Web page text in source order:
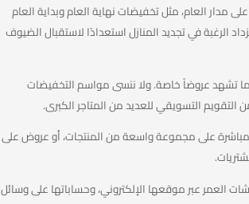
مدار العام، مثل تخفيضات نهاية العام وبداية العام
الرغبة في تجديد المنازل استعدادًا لاستقبال الضيوف
ما تشهد عروضاً خاصة. ولا ننسى مواسم التخفيضات
التقويم التسويقي للعديد من المتاجر الكبرى.
على مجموعة واسعة من المنتجات، أو عروض على
العمر عبر موقعها الإلكتروني، وحساباتها على وسائل